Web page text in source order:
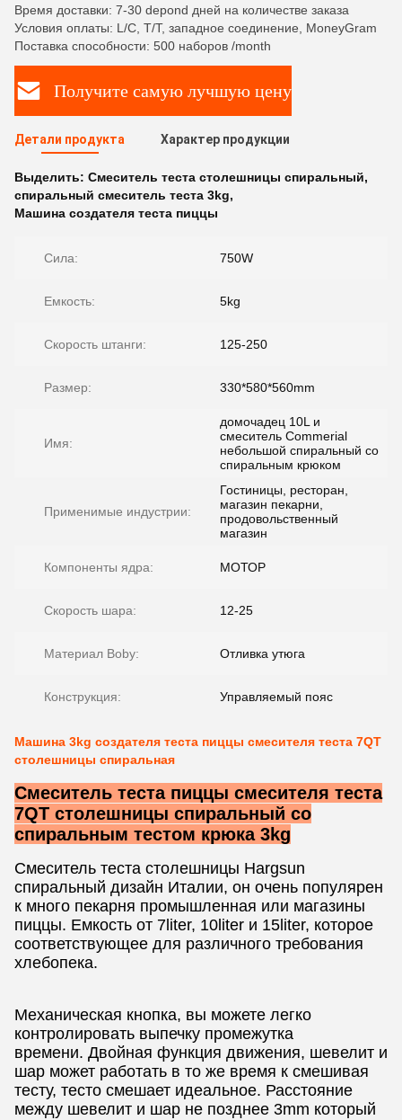
Время доставки: 7-30 depond дней на количестве заказа
Условия оплаты: L/C, T/T, западное соединение, MoneyGram
Поставка способности: 500 наборов /month
Получите самую лучшую цену
Детали продукта Характер продукции
Выделить: Смеситель теста столешницы спиральный,
спиральный смеситель теста 3kg,
Машина создателя теста пиццы
Сила: 750W
Емкость: 5kg
Скорость штанги: 125-250
Размер: 330*580*560mm
Имя:
домочадец 10L и
смеситель Commerial
небольшой спиральный со
спиральным крюком
Применимые индустрии:
Гостиницы, ресторан,
магазин пекарни,
продовольственный
магазин
Компоненты ядра: МОТОР
Скорость шара: 12-25
Материал Boby: Отливка утюга
Конструкция: Управляемый пояс
Машина 3kg создателя теста пиццы смесителя теста 7QT
столешницы спиральная
Смеситель теста пиццы смесителя теста
7QT столешницы спиральный со
спиральным тестом крюка 3kg
Смеситель теста столешницы Hargsun
спиральный дизайн Италии, он очень популярен
к много пекарня промышленная или магазины
пиццы. Емкость от 7liter, 10liter и 15liter, которое
соответствующее для различного требования
хлебопека.
Механическая кнопка, вы можете легко
контролировать выпечку промежутка
времени. Двойная функция движения, шевелит и
шар может работать в то же время к смешивая
тесту, тесто смешает идеальное. Расстояние
между шевелит и шар не позднее 3mm который